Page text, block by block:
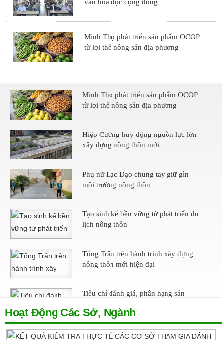
văn hóa đọc cộng đồng
Minh Thọ phát triển sản phẩm OCOP
từ lợi thế nông sản địa phương
Minh Thọ phát triển sản phẩm OCOP
từ lợi thế nông sản địa phương
Hiệp Cường huy động nguồn lực lớn
xây dựng nông thôn mới
Phụ nữ Lạc Đạo chung tay giữ gìn
môi trường nông thôn
Tạo sinh kế bền vững từ phát triển du
lịch nông thôn
Tống Trân trên hành trình xây dựng
nông thôn mới hiện đại
Tiêu chí đánh giá, phân hạng sản
Thôn Thái Hoà: Lòng dân mở rộng
Hoạt Động Các Sở, Ngành